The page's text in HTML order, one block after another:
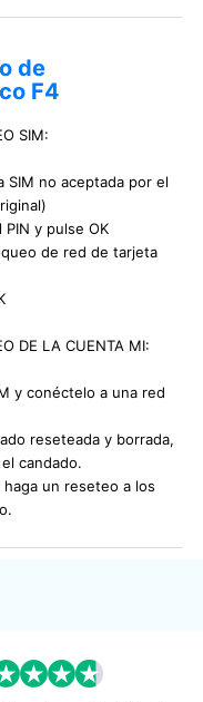
de
F4
SIM:
SIM no aceptada por el
y pulse OK
de red de tarjeta
DE LA CUENTA MI:
y conéctelo a una red
reseteada y borrada,
candado.
un reseteo a los